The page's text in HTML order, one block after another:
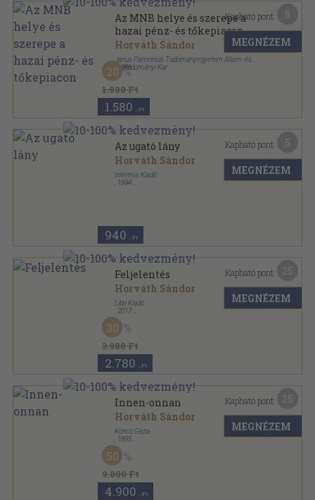
Az MNB helye és szerepe a
hazai pénz- és tőkepiacon
Horváth Sándor
Janus Pannonius Tudományegyetem Állam- és
Jogtudományi Kar
, 1996
Ragasztott papírkötés
1.980 Ft
20
1.580 ,-Ft
Kapható pont:
MEGNÉZEM
Az ugató lány
Horváth Sándor
Intermix Kiadó
1994
940 ,-Ft
Kapható pont:
MEGNÉZEM
Feljelentés
Horváth Sándor
Libri Kiadó
2017
Fűzött kemény papírkötés
3.980 Ft
30
2.780 ,-Ft
Kapható pont:
MEGNÉZEM
Innen-onnan
Horváth Sándor
Köncs Géza
1895
Vászon Gottermayer kötés
9.800 Ft
50
4.900 ,-Ft
Kapható pont:
MEGNÉZEM